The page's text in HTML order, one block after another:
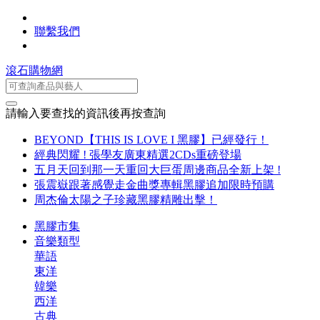
聯繫我們
滾石購物網
請輸入要查找的資訊後再按查詢
BEYOND【THIS IS LOVE I 黑膠】已經發行！
經典閃耀 ! 張學友廣東精選2CDs重磅登場
五月天回到那一天重回大巨蛋周邊商品全新上架 !
張震嶽跟著感覺走金曲獎專輯黑膠追加限時預購
周杰倫太陽之子珍藏黑膠精雕出擊！
黑膠市集
音樂類型
華語
東洋
韓樂
西洋
古典